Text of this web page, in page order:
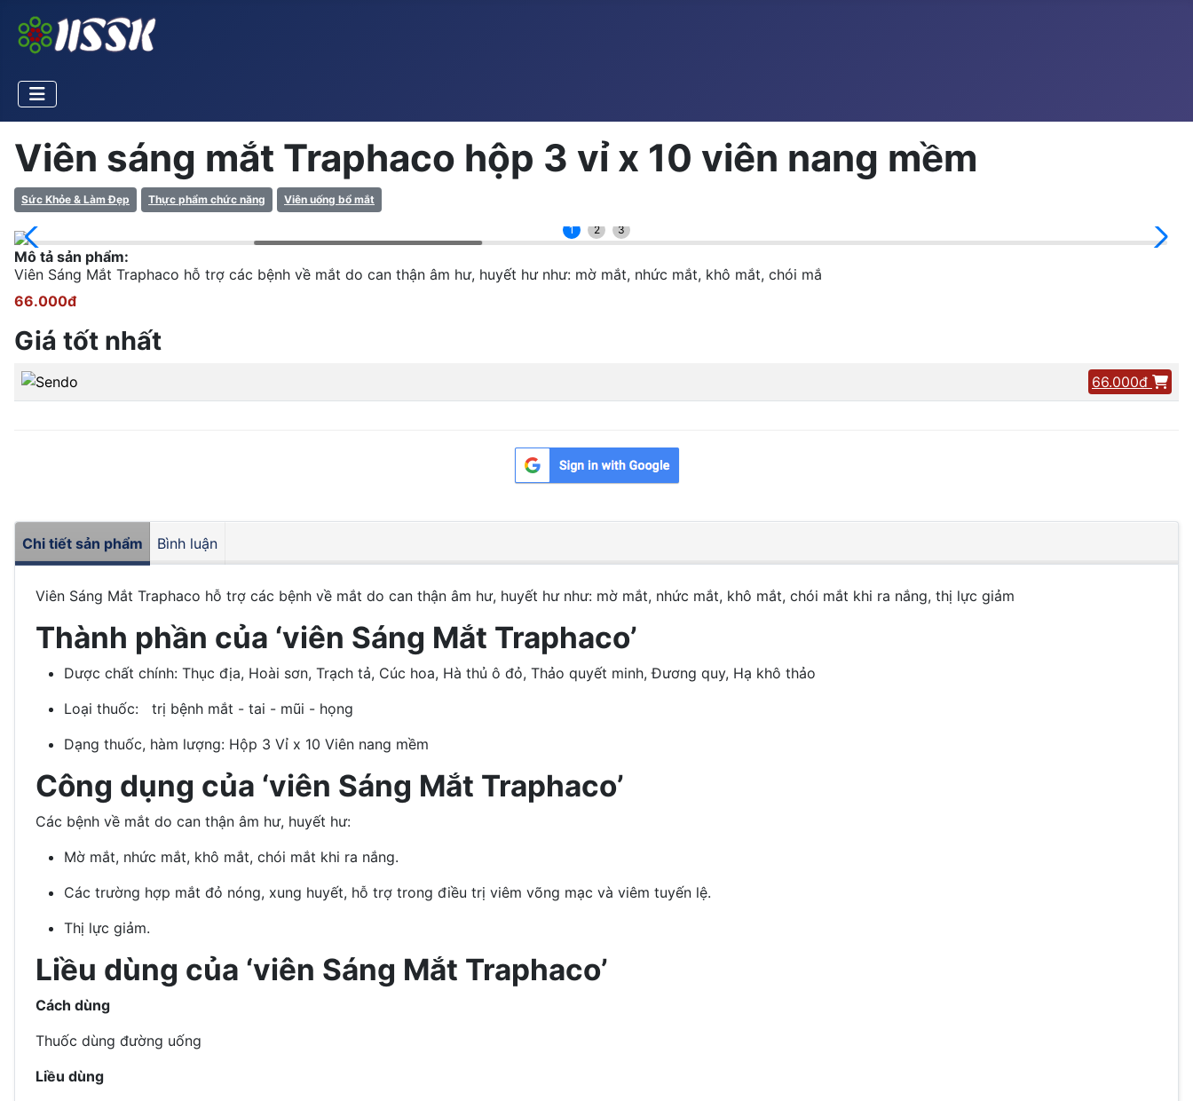
Viên sáng mắt Traphaco hộp 3 vỉ x 10 viên nang mềm
Sức Khỏe & Làm Đẹp Thực phẩm chức năng Viên uống bổ mắt
1 2 3
Mô tả sản phẩm:
Viên Sáng Mắt Traphaco hỗ trợ các bệnh về mắt do can thận âm hư, huyết hư như: mờ mắt, nhức mắt, khô mắt, chói mắ
66.000đ
Giá tốt nhất
66.000đ
Chi tiết sản phẩm Bình luận
Viên Sáng Mắt Traphaco hỗ trợ các bệnh về mắt do can thận âm hư, huyết hư như: mờ mắt, nhức mắt, khô mắt, chói mắt khi ra nắng, thị lực giảm
Thành phần của ‘viên Sáng Mắt Traphaco’
Dược chất chính: Thục địa, Hoài sơn, Trạch tả, Cúc hoa, Hà thủ ô đỏ, Thảo quyết minh, Đương quy, Hạ khô thảo
Loại thuốc: trị bệnh mắt - tai - mũi - họng
Dạng thuốc, hàm lượng: Hộp 3 Vỉ x 10 Viên nang mềm
Công dụng của ‘viên Sáng Mắt Traphaco’
Các bệnh về mắt do can thận âm hư, huyết hư:
Mờ mắt, nhức mắt, khô mắt, chói mắt khi ra nắng.
Các trường hợp mắt đỏ nóng, xung huyết, hỗ trợ trong điều trị viêm võng mạc và viêm tuyến lệ.
Thị lực giảm.
Liều dùng của ‘viên Sáng Mắt Traphaco’
Cách dùng
Thuốc dùng đường uống
Liều dùng